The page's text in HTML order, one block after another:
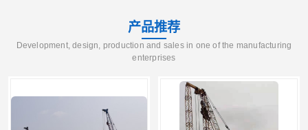
产品推荐
Development, design, production and sales in one of the manufacturing
enterprises